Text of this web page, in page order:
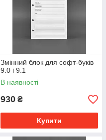
Змінний блок для софт-буків
9.0 і 9.1
В наявності
930 ₴
Купити